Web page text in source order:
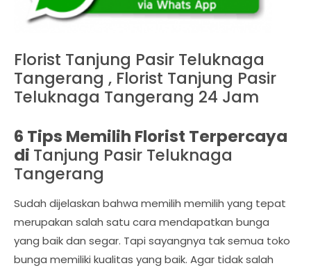
Florist Tanjung Pasir Teluknaga
Tangerang , Florist Tanjung Pasir
Teluknaga Tangerang 24 Jam
6 Tips Memilih Florist Terpercaya
di Tanjung Pasir Teluknaga
Tangerang
Sudah dijelaskan bahwa memilih memilih yang tepat
merupakan salah satu cara mendapatkan bunga
yang baik dan segar. Tapi sayangnya tak semua toko
bunga memiliki kualitas yang baik. Agar tidak salah